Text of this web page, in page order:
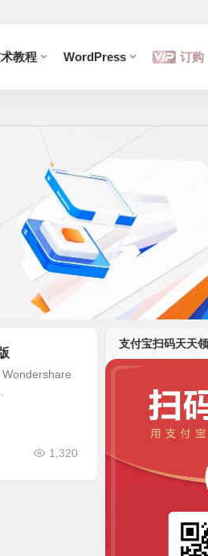
教程 WordPress 订购
1,320
支付宝扫码天天